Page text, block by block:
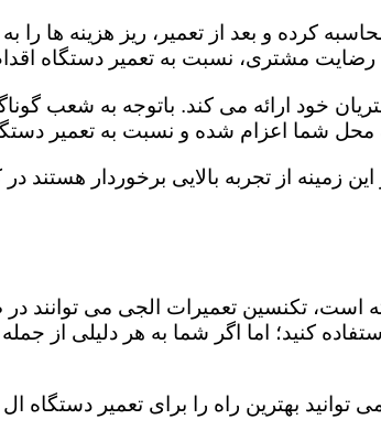
کرده و بعد از تعمیر، ریز هزینه ها را
رضایت مشتری، نسبت به تعمیر دستگاه
خود ارائه می کند. باتوجه به شعب
شما اعزام شده و نسبت به تعمیر
زمینه از تجربه بالایی برخوردار هستند
است، تکنسین تعمیرات الجی می توانند
کنید؛ اما اگر شما به هر دلیلی از جمله
بهترین راه را برای تعمیر دستگاه